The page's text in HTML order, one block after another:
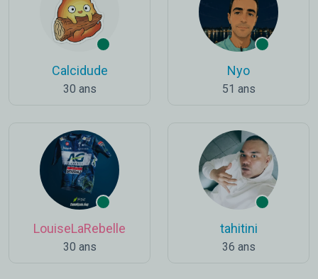
Calcidude
30 ans
Nyo
51 ans
LouiseLaRebelle
30 ans
tahitini
36 ans